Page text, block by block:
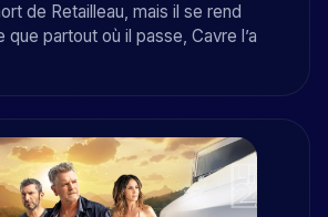
de Retailleau, mais il se rend
partout où il passe, Cavre l’a